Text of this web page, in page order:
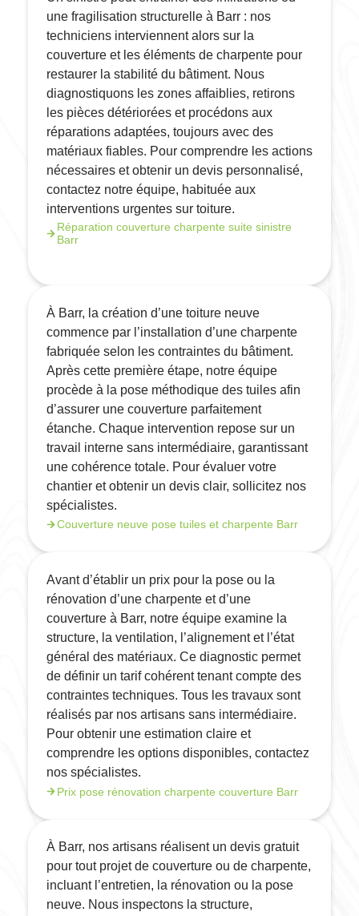
une fragilisation structurelle à Barr : nos
techniciens interviennent alors sur la
couverture et les éléments de charpente pour
restaurer la stabilité du bâtiment. Nous
diagnostiquons les zones affaiblies, retirons
les pièces détériorées et procédons aux
réparations adaptées, toujours avec des
matériaux fiables. Pour comprendre les actions
nécessaires et obtenir un devis personnalisé,
contactez notre équipe, habituée aux
interventions urgentes sur toiture.
Réparation couverture charpente suite sinistre
Barr
À Barr, la création d’une toiture neuve
commence par l’installation d’une charpente
fabriquée selon les contraintes du bâtiment.
Après cette première étape, notre équipe
procède à la pose méthodique des tuiles afin
d’assurer une couverture parfaitement
étanche. Chaque intervention repose sur un
travail interne sans intermédiaire, garantissant
une cohérence totale. Pour évaluer votre
chantier et obtenir un devis clair, sollicitez nos
spécialistes.
Couverture neuve pose tuiles et charpente Barr
Avant d’établir un prix pour la pose ou la
rénovation d’une charpente et d’une
couverture à Barr, notre équipe examine la
structure, la ventilation, l’alignement et l’état
général des matériaux. Ce diagnostic permet
de définir un tarif cohérent tenant compte des
contraintes techniques. Tous les travaux sont
réalisés par nos artisans sans intermédiaire.
Pour obtenir une estimation claire et
comprendre les options disponibles, contactez
nos spécialistes.
Prix pose rénovation charpente couverture Barr
À Barr, nos artisans réalisent un devis gratuit
pour tout projet de couverture ou de charpente,
incluant l’entretien, la rénovation ou la pose
neuve. Nous inspectons la structure,